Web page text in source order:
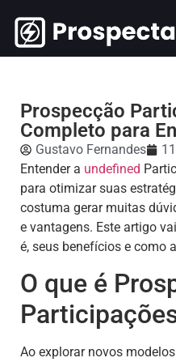
Prospecção
Completo para
Gustavo Fernandes
Entender a undefined
para otimizar suas
costuma gerar muitas
e vantagens. Este artigo
é, seus benefícios e como
O que é
Ao explorar novos